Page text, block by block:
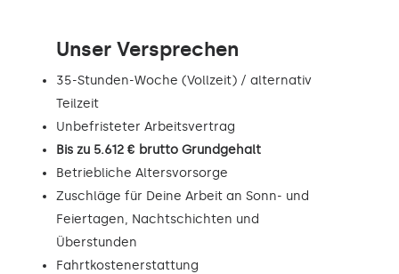
Unser Versprechen
35-Stunden-Woche (Vollzeit) / alternativ
Teilzeit
Unbefristeter Arbeitsvertrag
Bis zu 5.612 € brutto Grundgehalt
Betriebliche Altersvorsorge
Zuschläge für Deine Arbeit an Sonn- und
Feiertagen, Nachtschichten und
Überstunden
Fahrtkostenerstattung